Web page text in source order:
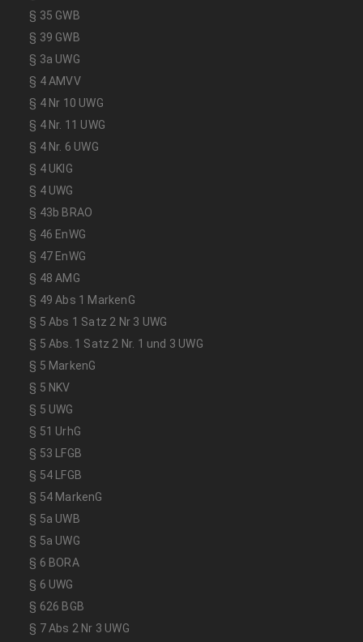
§ 35 GWB
§ 39 GWB
§ 3a UWG
§ 4 AMVV
§ 4 Nr 10 UWG
§ 4 Nr. 11 UWG
§ 4 Nr. 6 UWG
§ 4 UKlG
§ 4 UWG
§ 43b BRAO
§ 46 EnWG
§ 47 EnWG
§ 48 AMG
§ 49 Abs 1 MarkenG
§ 5 Abs 1 Satz 2 Nr 3 UWG
§ 5 Abs. 1 Satz 2 Nr. 1 und 3 UWG
§ 5 MarkenG
§ 5 NKV
§ 5 UWG
§ 51 UrhG
§ 53 LFGB
§ 54 LFGB
§ 54 MarkenG
§ 5a UWB
§ 5a UWG
§ 6 BORA
§ 6 UWG
§ 626 BGB
§ 7 Abs 2 Nr 3 UWG